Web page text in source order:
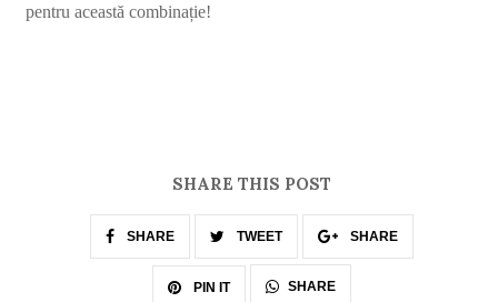
pentru această combinație!
SHARE THIS POST
SHARE TWEET SHARE
PIN IT SHARE